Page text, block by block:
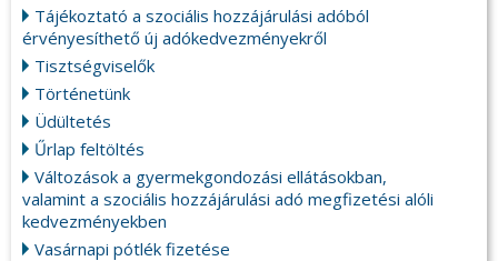
Tájékoztató a szociális hozzájárulási adóból
érvényesíthető új adókedvezményekről
Tisztségviselők
Történetünk
Üdültetés
Űrlap feltöltés
Változások a gyermekgondozási ellátásokban,
valamint a szociális hozzájárulási adó megfizetési alóli
kedvezményekben
Vasárnapi pótlék fizetése